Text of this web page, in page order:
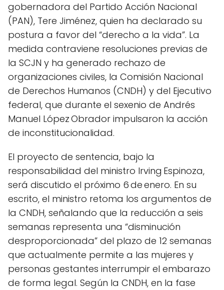
gobernadora del Partido Acción Nacional
(PAN), Tere Jiménez, quien ha declarado su
postura a favor del “derecho a la vida”. La
medida contraviene resoluciones previas de
la SCJN y ha generado rechazo de
organizaciones civiles, la Comisión Nacional
de Derechos Humanos (CNDH) y del Ejecutivo
federal, que durante el sexenio de Andrés
Manuel López Obrador impulsaron la acción
de inconstitucionalidad.
El proyecto de sentencia, bajo la
responsabilidad del ministro Irving Espinoza,
será discutido el próximo 6 de enero. En su
escrito, el ministro retoma los argumentos de
la CNDH, señalando que la reducción a seis
semanas representa una “disminución
desproporcionada” del plazo de 12 semanas
que actualmente permite a las mujeres y
personas gestantes interrumpir el embarazo
de forma legal. Según la CNDH, en la fase